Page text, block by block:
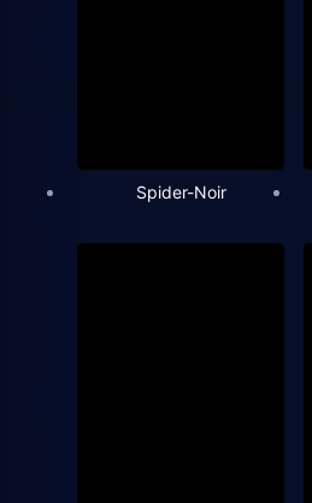
Spider-Noir